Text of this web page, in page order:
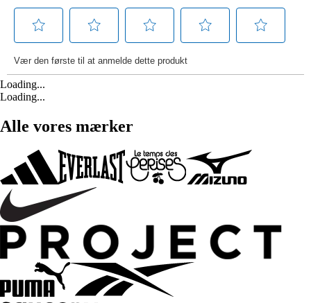
Loading...
Loading...
Alle vores mærker